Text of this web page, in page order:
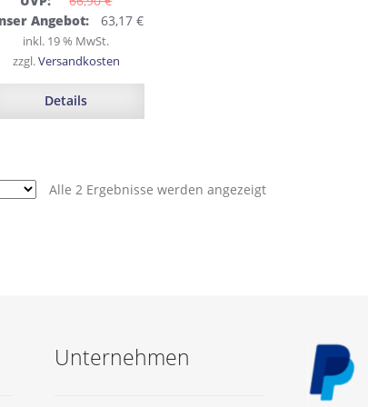
Angebot: 63,17 €Aktueller
inkl. 19 % MwSt.
zzgl.Versandkosten
Details
Alle 2 Ergebnisse werden angezeigt
Unternehmen